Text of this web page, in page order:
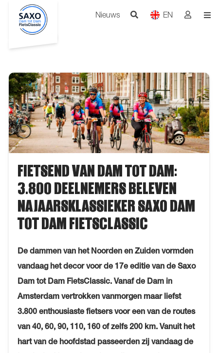
Nieuws EN
FIETSEND VAN DAM TOT DAM:
3.800 DEELNEMERS BELEVEN
NAJAARSKLASSIEKER SAXO DAM
TOT DAM FIETSCLASSIC
De dammen van het Noorden en Zuiden vormden
vandaag het decor voor de 17e editie van de Saxo
Dam tot Dam FietsClassic. Vanaf de Dam in
Amsterdam vertrokken vanmorgen maar liefst
3.800 enthousiaste fietsers voor een van de routes
van 40, 60, 90, 110, 160 of zelfs 200 km. Vanuit het
hart van de hoofdstad passeerden zij vandaag de